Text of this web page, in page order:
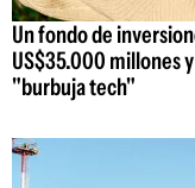
Un fondo de
US$35.000 millones
"burbuja tech"